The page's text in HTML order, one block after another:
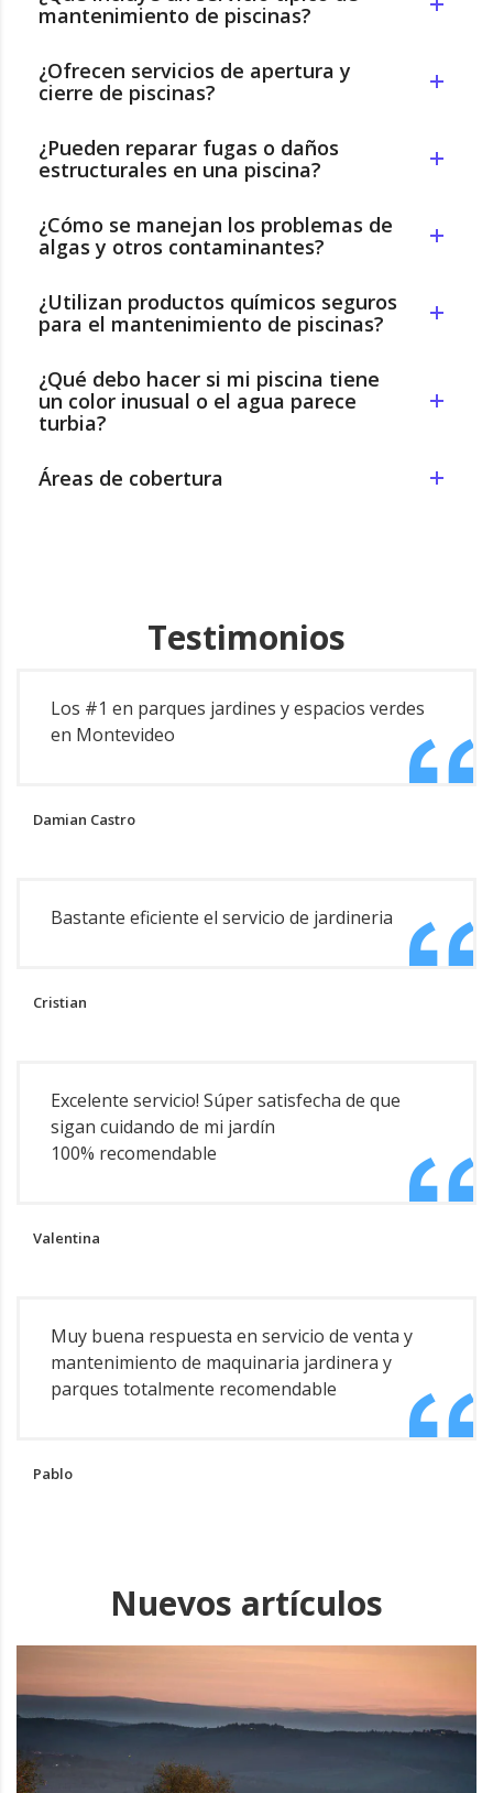
mantenimiento de piscinas?
¿Ofrecen servicios de apertura y
cierre de piscinas?
¿Pueden reparar fugas o daños
estructurales en una piscina?
¿Cómo se manejan los problemas de
algas y otros contaminantes?
¿Utilizan productos químicos seguros
para el mantenimiento de piscinas?
¿Qué debo hacer si mi piscina tiene
un color inusual o el agua parece
turbia?
Áreas de cobertura
Testimonios
Los #1 en parques jardines y espacios verdes
en Montevideo
Damian Castro
Bastante eficiente el servicio de jardineria
Cristian
Excelente servicio! Súper satisfecha de que
sigan cuidando de mi jardín
100% recomendable
Valentina
Muy buena respuesta en servicio de venta y
mantenimiento de maquinaria jardinera y
parques totalmente recomendable
Pablo
Nuevos artículos